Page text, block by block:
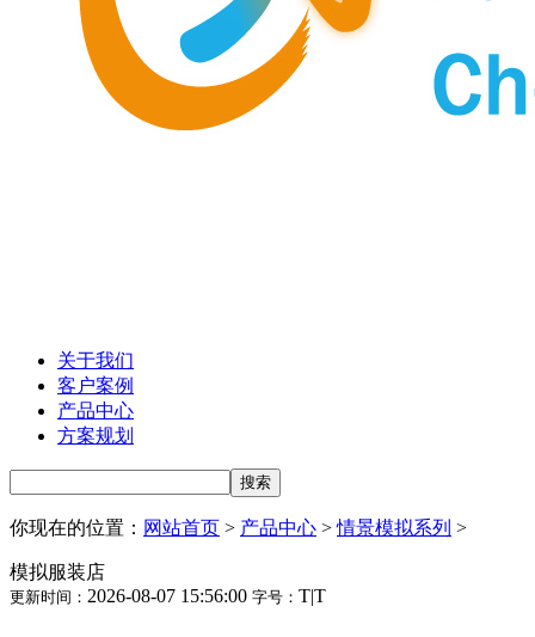
关于我们
客户案例
产品中心
方案规划
你现在的位置： 网站首页 > 产品中心 >情景模拟系列 >
模拟服装店
更新时间： 2026-08-07 15:56:00 字号： T|T